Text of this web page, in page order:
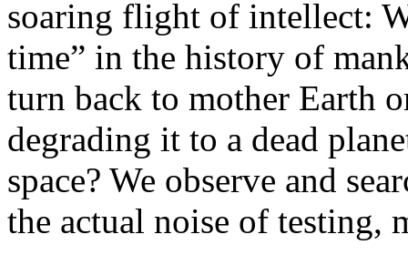
soaring flight of intellect:
time” in the history of
turn back to mother Earth
degrading it to a dead
space? We observe and
the actual noise of testing,